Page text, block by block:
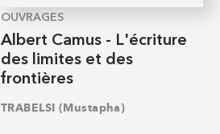
OUVRAGES
Albert Camus - L'écriture
des limites et des
frontières
TRABELSI (Mustapha)